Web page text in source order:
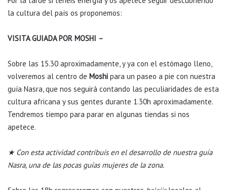
la cultura del país os proponemos:
VISITA GUIADA POR MOSHI –
Sobre las 15.30 aproximadamente, y ya con el estómago lleno,
volveremos al centro de Moshi para un paseo a pie con nuestra
guía Nasra, que nos seguirá contando las peculiaridades de esta
cultura africana y sus gentes durante 1.30h aproximadamente.
Tendremos tiempo para parar en algunas tiendas si nos
apetece.
★ Con esta actividad contribuís en el desarrollo de nuestra guía
Nasra, una de las pocas guías mujeres de la zona.